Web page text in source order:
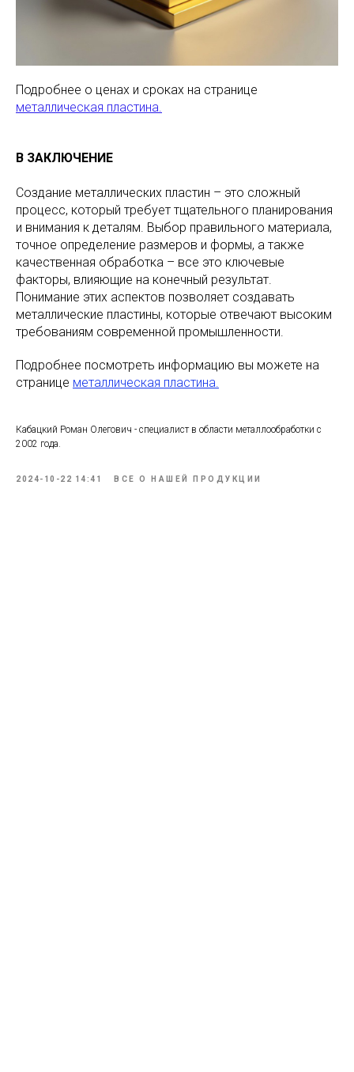
Подробнее о ценах и сроках на странице
металлическая пластина.
В ЗАКЛЮЧЕНИЕ
Создание металлических пластин – это сложный
процесс, который требует тщательного планирования
и внимания к деталям. Выбор правильного материала,
точное определение размеров и формы, а также
качественная обработка – все это ключевые
факторы, влияющие на конечный результат.
Понимание этих аспектов позволяет создавать
металлические пластины, которые отвечают высоким
требованиям современной промышленности.
Подробнее посмотреть информацию вы можете на
странице металлическая пластина.
Кабацкий Роман Олегович - специалист в области металлообработки с
2002 года.
2024-10-22 14:41 ВСЕ О НАШЕЙ ПРОДУКЦИИ